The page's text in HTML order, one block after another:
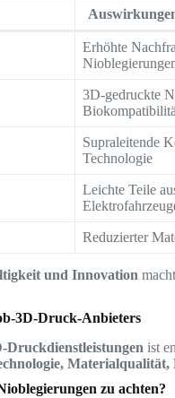
Erhöhte
3D-gedruckte
Supraleitende
Technologie
Leichte Teile
Reduzierter
und Innovation
3D-Druck-Anbieters
Druckdienstleistungen ist
zu achten?